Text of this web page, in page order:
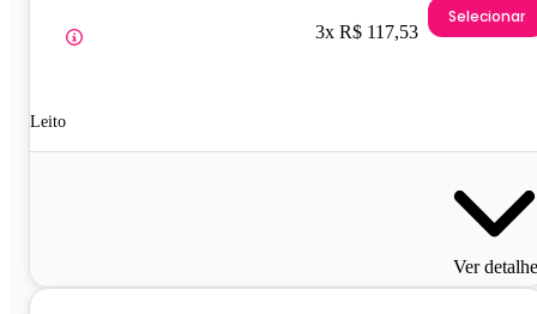
Leito
3x R$ 117,53
Selecionar
Ver